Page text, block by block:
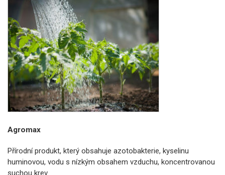
Agromax
Přírodní produkt, který obsahuje azotobakterie, kyselinu
huminovou, vodu s nízkým obsahem vzduchu, koncentrovanou
suchou krev.